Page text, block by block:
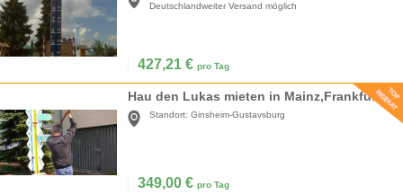
Deutschlandweiter Versand möglich
427,21 € pro Tag
Hau den Lukas mieten in Mainz,Frankfurt Main
Standort: Ginsheim-Gustavsburg
349,00 € pro Tag